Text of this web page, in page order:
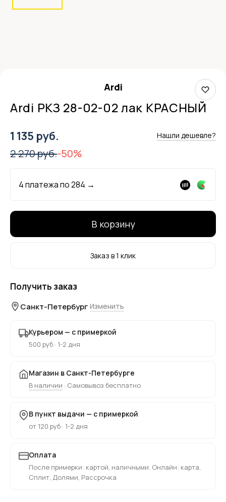
Ardi
Ardi РКЗ 28-02-02 лак КРАСНЫЙ
1 135 руб. Нашли дешевле?
2 270 руб.-50%
4 платежа по284 →
В корзину
Заказ в 1 клик
Получить заказ
Санкт-Петербург Изменить
Курьером — с примеркой
500 руб · 1-2 дня
Магазин в Санкт-Петербурге
В наличии · Самовывоз бесплатно
В пункт выдачи — с примеркой
от 120 руб · 1-2 дня
Оплата
После примерки: картой, наличными. Онлайн: карта,
Сплит, Долями, Рассрочка